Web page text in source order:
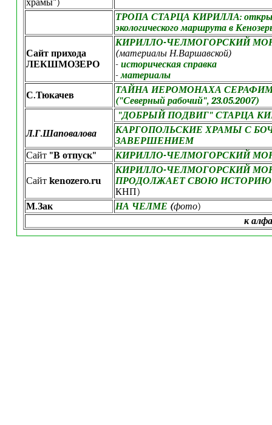
храмы")
ТРОПА СТАРЦА КИРИЛЛА:
экологического маршрута в
Сайт прихода
ЛЕКШМОЗЕРО
КИРИЛЛО-ЧЕЛМОГОРСКИЙ
(материалы Н.Варшавской)
- историческая справка
- материалы
С.Тюкачев
ТАЙНА ИЕРОМОНАХА
("Северный рабочий", 23.05.2007)
Л.Г.Шаповалова
"ДОБРЫЙ ПОДВИГ" СТАРЦА
КАРГОПОЛЬСКИЕ ХРАМЫ С
ЗАВЕРШЕНИЕМ
Сайт "В отпуск" КИРИЛЛО-ЧЕЛМОГОРСКИЙ
Сайтkenozero.ru
КИРИЛЛО-ЧЕЛМОГОРСКИЙ
ПРОДОЛЖАЕТ СВОЮ ИСТОРИЮ
КНП)
М.Зак
НА ЧЕЛМЕ (фото)
к